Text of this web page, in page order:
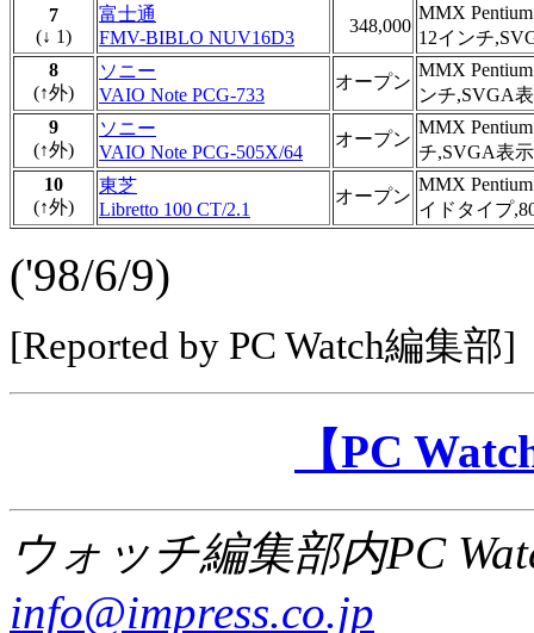
7
(↓ 1)
富士通
FMV-BIBLO NUV16D3
348,000
MMX
12インチ
8
(↑外)
ソニー
VAIO Note PCG-733
オープン
MMX
ンチ,SVGA
9
(↑外)
ソニー
VAIO Note PCG-505X/64
オープン
MMX
チ,SVGA表
10
(↑外)
東芝
Libretto 100 CT/2.1
オープン
MMX
イドタイプ
('98/6/9)
[Reported by PC Watch編集部]
【PC
ウォッチ編集部内PC
info@impress.co.jp